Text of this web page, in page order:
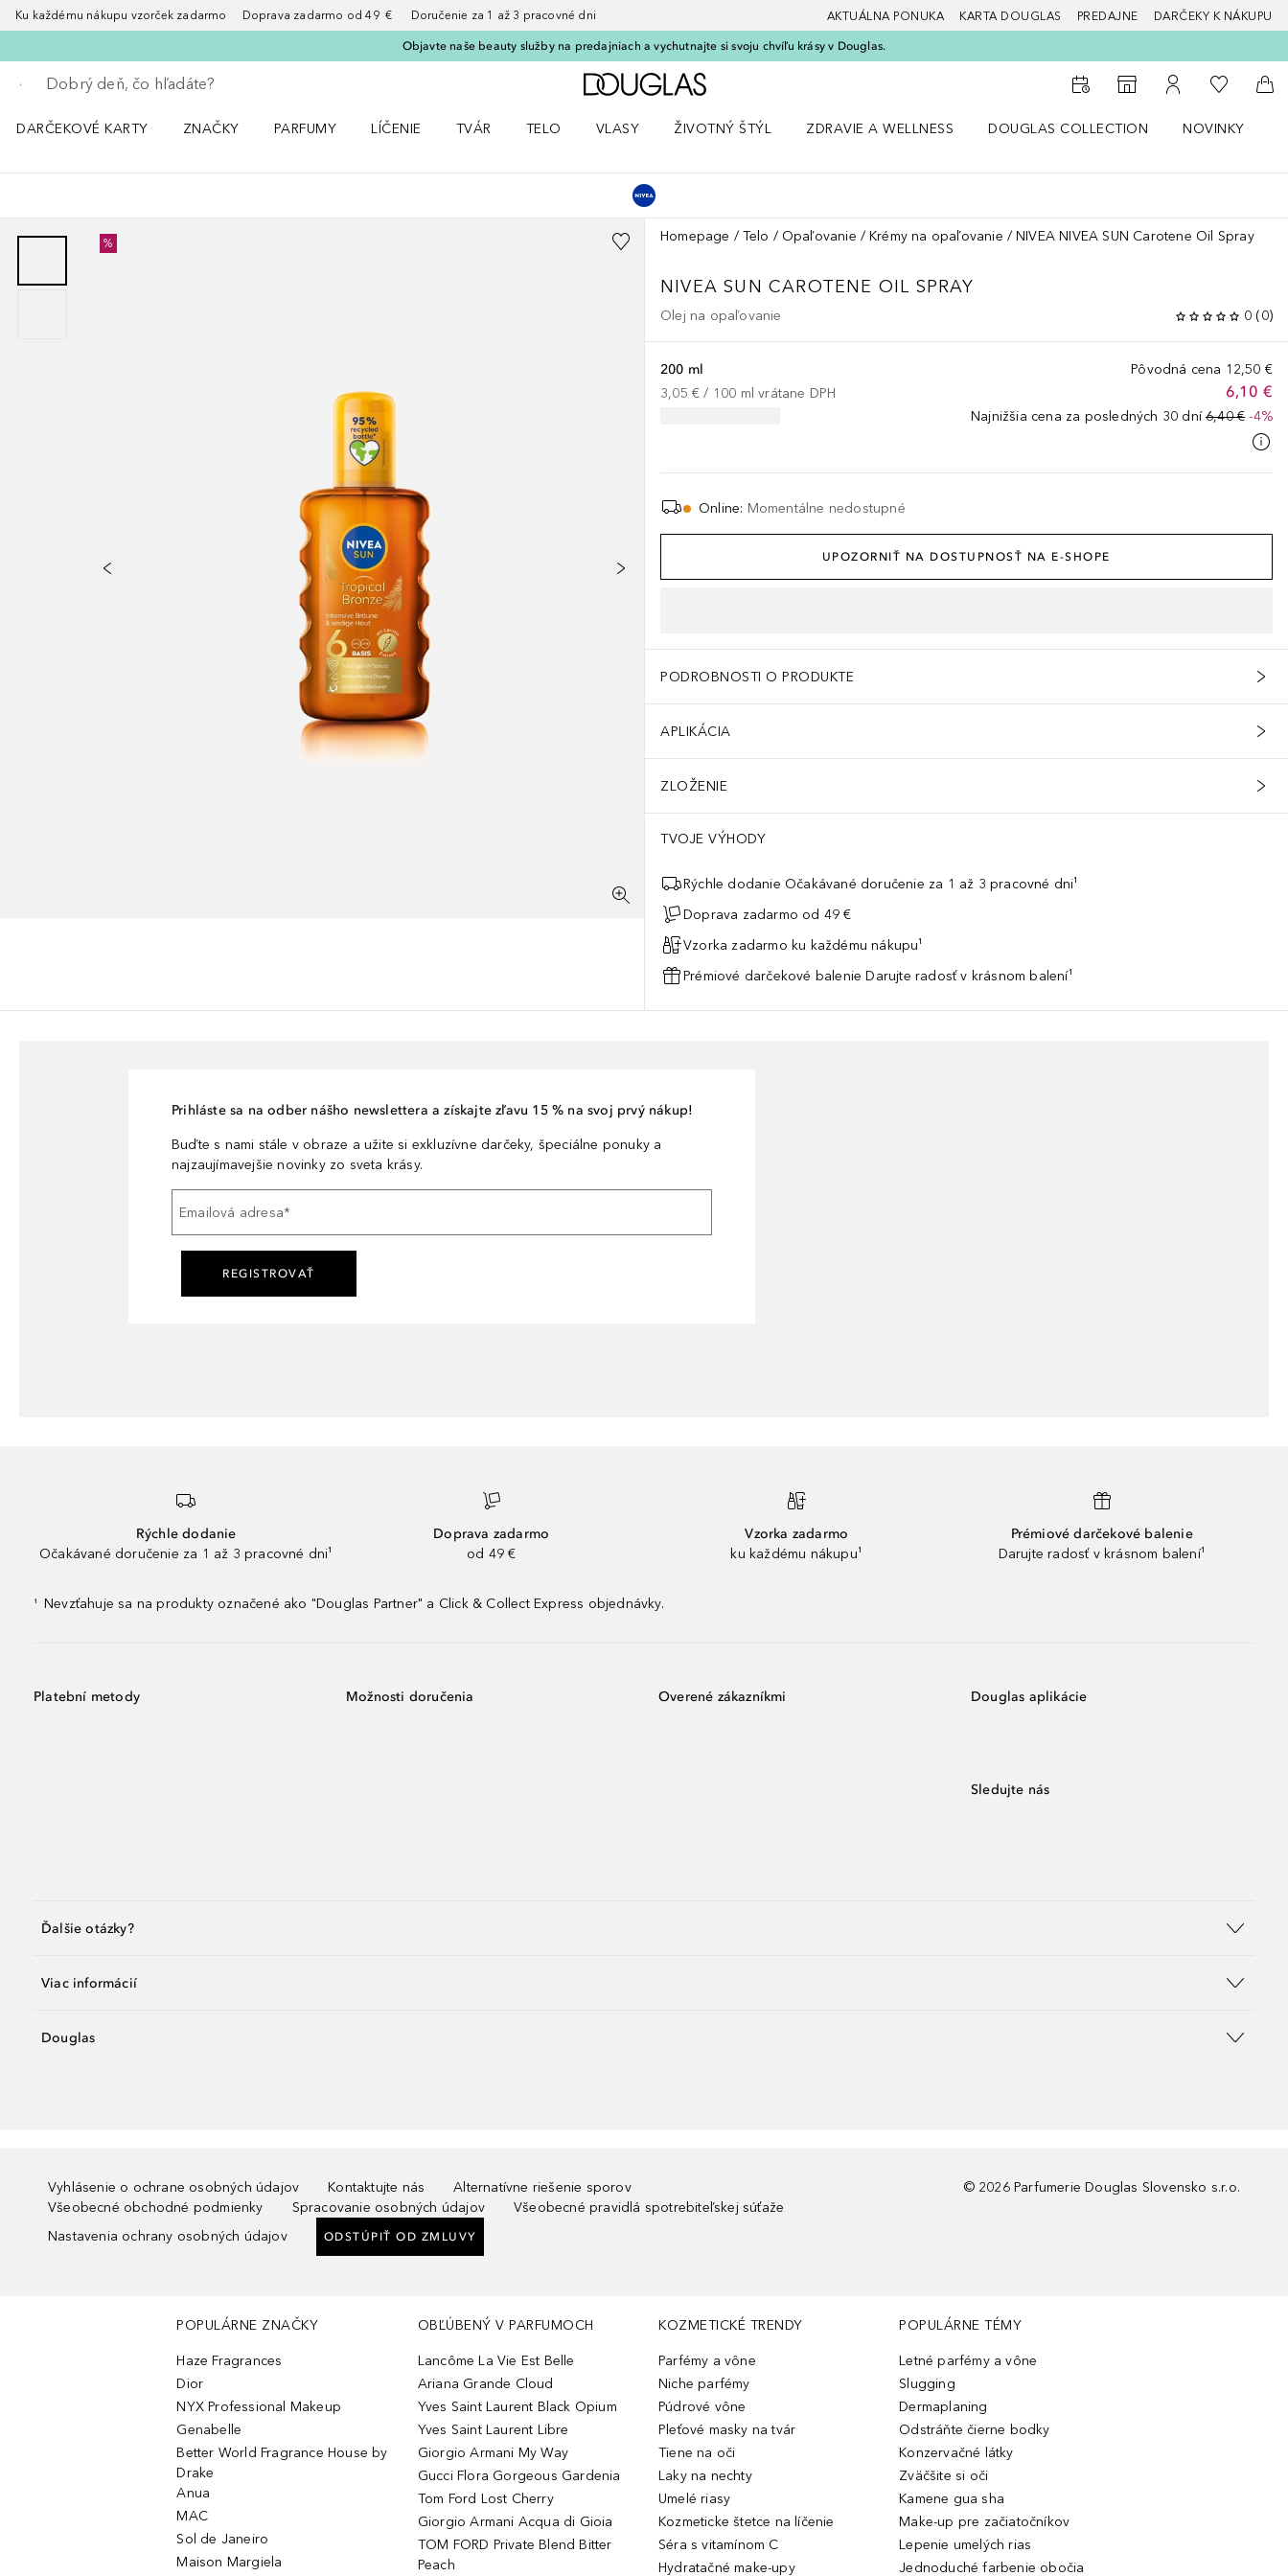
Ku každému nákupu vzorček zadarmo Doprava zadarmo od 49 € Doručenie za 1 až 3 pracovné dni AKTUÁLNA PONUKA KARTA DOUGLAS PREDAJNE DARČEKY K NÁKUPU
Objavte naše beauty služby na predajniach a vychutnajte si svoju chvíľu krásy v Douglas.
Choď späť
Vykonajte vyhľadávanie
Domov
Do vyhľadávača predajní
Do môjho účtu
Do môjho
Do
DARČEKOVÉ KARTY
ZNAČKY
PARFUMY
LÍČENIE
TVÁR
TELO
VLASY
ŽIVOTNÝ ŠTÝL
ZDRAVIE A WELLNESS
DOUGLAS COLLECTION
NOVINKY
% Homepage Telo Opaľovanie Krémy na opaľovanie NIVEA NIVEA SUN Carotene Oil Spray
NIVEA SUN CAROTENE OIL SPRAY
Olej na opaľovanie 0 (0)
Pôvodná cena 12,50 €
6,10 €
Najnižšia cena za posledných 30 dní 6,40 €-4%
200 ml
3,05 € / 100 ml vrátane DPH
Online: Momentálne nedostupné
UPOZORNIŤ NA DOSTUPNOSŤ NA E-SHOPE
PODROBNOSTI O PRODUKTE
APLIKÁCIA
ZLOŽENIE
kontaktu s oblečením a tvrdými povrchmi, môže zanechať stopy. Túžite po zlatistom odtieni pokožky? Zaistite si ho a zároveň chráňte svoju pokožku pred spálením: NIVEA Olej na opaľovanie v
TVOJE VÝHODY
Rýchle dodanie Očakávané doručenie za 1 až 3 pracovné dni¹
Doprava zadarmo od 49 €
Vzorka zadarmo ku každému nákupu¹
Prémiové darčekové balenie Darujte radosť v krásnom balení¹
Prihláste sa na odber nášho newslettera a získajte zľavu 15 % na svoj prvý nákup!
Buďte s nami stále v obraze a užite si exkluzívne darčeky, špeciálne ponuky a
najzaujímavejšie novinky zo sveta krásy.
Emailová adresa*
REGISTROVAŤ
Rýchle dodanie
Očakávané doručenie za 1 až 3 pracovné dni¹
Doprava zadarmo
od 49 €
Vzorka zadarmo
ku každému nákupu¹
Prémiové darčekové balenie
Darujte radosť v krásnom balení¹
¹ Nevzťahuje sa na produkty označené ako "Douglas Partner" a Click & Collect Express objednávky.
Platební metody Možnosti doručenia Overené zákazníkmi Douglas aplikácie
Sledujte nás
Ďalšie otázky?
Viac informácií
Douglas
Vyhlásenie o ochrane osobných údajov Kontaktujte nás
Alternatívne riešenie sporov
Všeobecné obchodné podmienky
Spracovanie osobných údajov
Všeobecné pravidlá spotrebiteľskej súťaže
Nastavenia ochrany osobných údajov
ODSTÚPIŤ OD ZMLUVY
© 2026 Parfumerie Douglas Slovensko s.r.o.
POPULÁRNE ZNAČKY
Haze Fragrances
Dior
NYX Professional Makeup
Genabelle
Better World Fragrance House by
Drake
Anua
MAC
Sol de Janeiro
Maison Margiela
OBĽÚBENÝ V PARFUMOCH
Lancôme La Vie Est Belle
Ariana Grande Cloud
Yves Saint Laurent Black Opium
Yves Saint Laurent Libre
Giorgio Armani My Way
Gucci Flora Gorgeous Gardenia
Tom Ford Lost Cherry
Giorgio Armani Acqua di Gioia
TOM FORD Private Blend Bitter
Peach
KOZMETICKÉ TRENDY
Parfémy a vône
Niche parfémy
Púdrové vône
Pleťové masky na tvár
Tiene na oči
Laky na nechty
Umelé riasy
Kozmeticke štetce na líčenie
Séra s vitamínom C
Hydratačné make-upy
POPULÁRNE TÉMY
Letné parfémy a vône
Slugging
Dermaplaning
Odstráňte čierne bodky
Konzervačné látky
Zväčšite si oči
Kamene gua sha
Make-up pre začiatočníkov
Lepenie umelých rias
Jednoduché farbenie obočia